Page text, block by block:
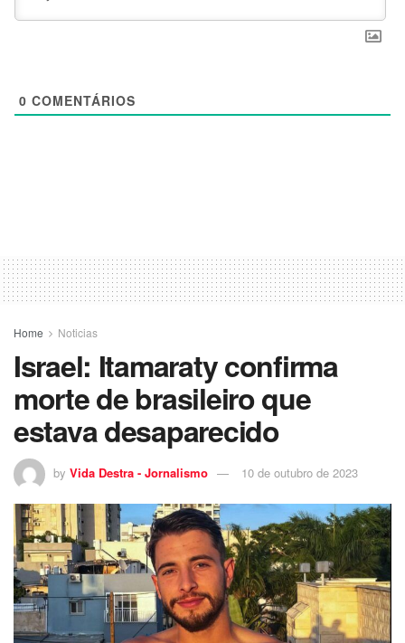
0 COMENTÁRIOS
Home Noticias
Israel: Itamaraty confirma
morte de brasileiro que
estava desaparecido
by Vida Destra - Jornalismo 10 de outubro de 2023